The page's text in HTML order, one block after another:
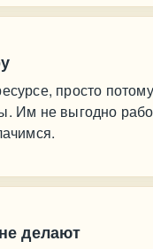
просто
Им не выгодно
делают